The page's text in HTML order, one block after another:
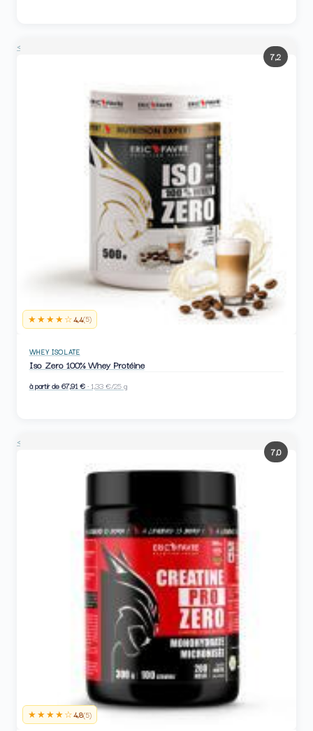
★★★★☆4,4(5)
<
7,2
WHEY ISOLATE
Iso Zero 100% Whey Protéine
à partir de 67,91 €· 1,33 €/25 g
★★★★☆4,8(5)
<
7,0